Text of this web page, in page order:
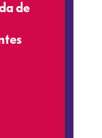
de